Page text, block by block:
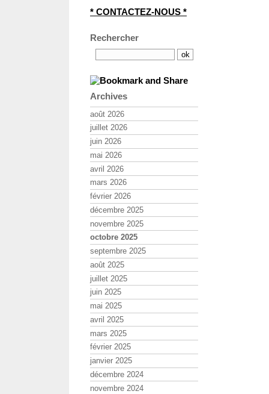
* CONTACTEZ-NOUS *
Rechercher
Archives
août 2026
juillet 2026
juin 2026
mai 2026
avril 2026
mars 2026
février 2026
décembre 2025
novembre 2025
octobre 2025
septembre 2025
août 2025
juillet 2025
juin 2025
mai 2025
avril 2025
mars 2025
février 2025
janvier 2025
décembre 2024
novembre 2024